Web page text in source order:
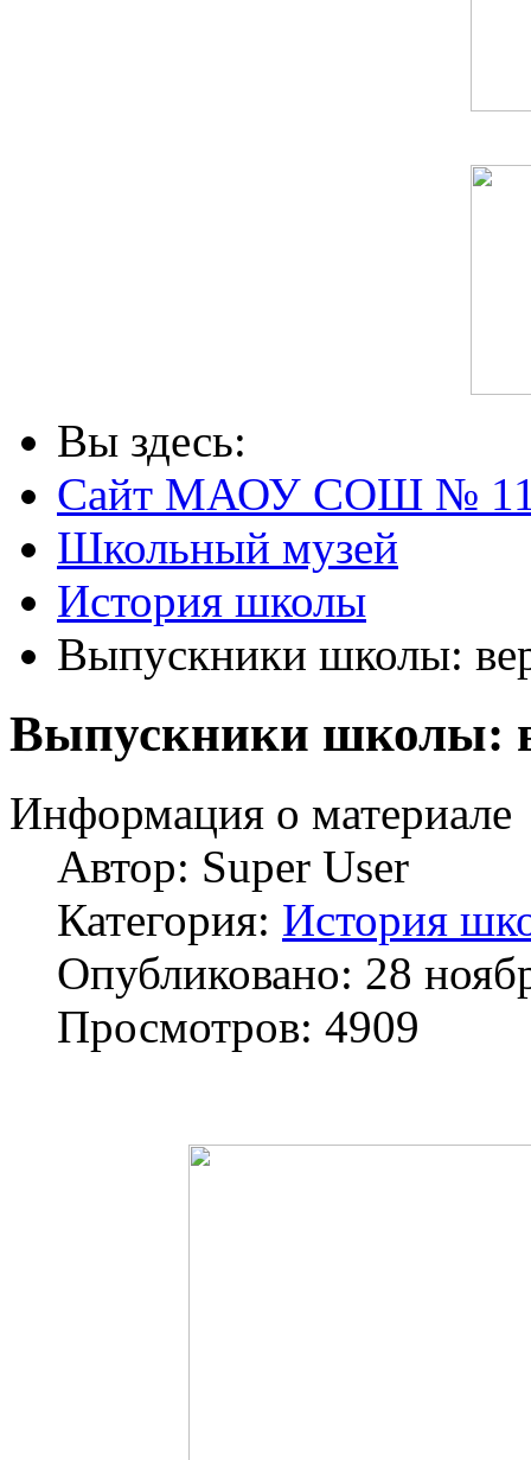
Вы здесь:
Сайт МАОУ СОШ №
Школьный музей
История школы
Выпускники школы:
Выпускники школы:
Информация о материале
Автор: Super User
Категория: История
Опубликовано: 28
Просмотров: 4909